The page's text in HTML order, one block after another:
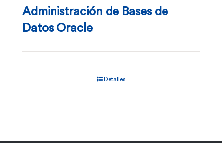
Administración de Bases de
Datos Oracle
Detalles